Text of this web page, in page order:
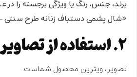
برند، جنس، رنگ یا ویژگی برجسته را در
«شال پشمی دستباف زنانه طرح سنتی
۲. استفاده از تصاویر باکیفیت
تصویر، ویترین محصول شماست.